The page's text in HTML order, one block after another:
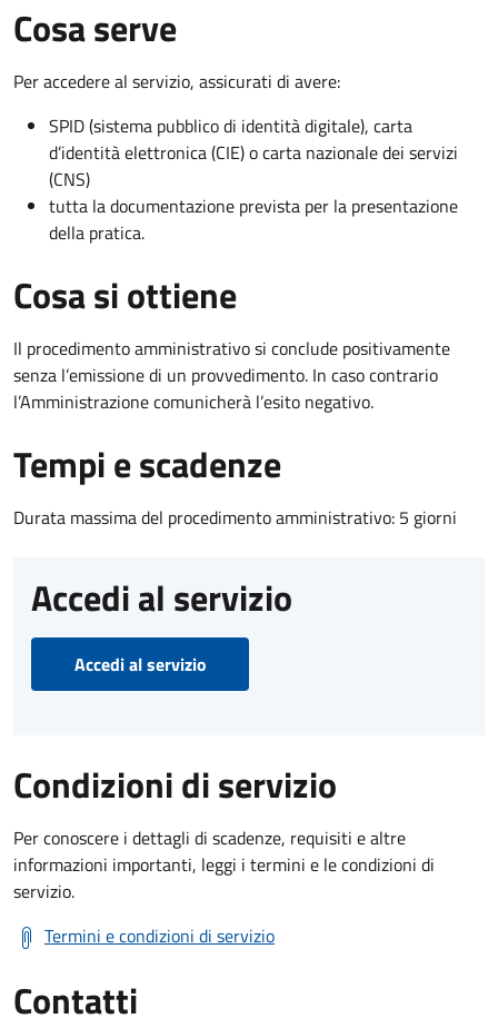
Cosa serve
Per accedere al servizio, assicurati di avere:
SPID (sistema pubblico di identità digitale), carta
d’identità elettronica (CIE) o carta nazionale dei servizi
(CNS)
tutta la documentazione prevista per la presentazione
della pratica.
Cosa si ottiene
Il procedimento amministrativo si conclude positivamente
senza l’emissione di un provvedimento. In caso contrario
l’Amministrazione comunicherà l’esito negativo.
Tempi e scadenze
Durata massima del procedimento amministrativo: 5 giorni
Accedi al servizio
Accedi al servizio
Condizioni di servizio
Per conoscere i dettagli di scadenze, requisiti e altre
informazioni importanti, leggi i termini e le condizioni di
servizio.
Termini e condizioni di servizio
Contatti